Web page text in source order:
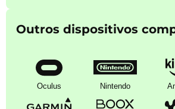
Outros dispositivos
Oculus Nintendo